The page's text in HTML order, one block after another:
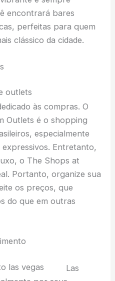
encontrará bares
perfeitas para quem
clássico da cidade.
às compras. O
Outlets é o shopping
especialmente
Entretanto,
o The Shops at
Portanto, organize sua
os preços, que
do que em outras
Las